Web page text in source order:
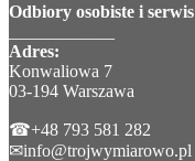
Odbiory osobiste i serwis
Adres:
Konwaliowa 7
03-194 Warszawa
☎+48 793 581 282
✉info@trojwymiarowo.pl